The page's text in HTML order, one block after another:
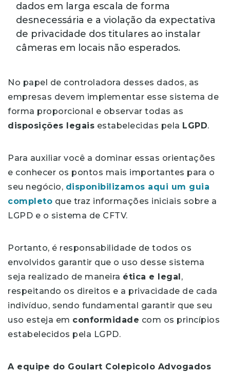
dados em larga escala de forma
desnecessária e a violação da expectativa
de privacidade dos titulares ao instalar
câmeras em locais não esperados.
No papel de controladora desses dados, as
empresas devem implementar esse sistema de
forma proporcional e observar todas as
disposições legais estabelecidas pela LGPD.
Para auxiliar você a dominar essas orientações
e conhecer os pontos mais importantes para o
seu negócio, disponibilizamos aqui um guia
completo que traz informações iniciais sobre a
LGPD e o sistema de CFTV.
Portanto, é responsabilidade de todos os
envolvidos garantir que o uso desse sistema
seja realizado de maneira ética e legal,
respeitando os direitos e a privacidade de cada
indivíduo, sendo fundamental garantir que seu
uso esteja em conformidade com os princípios
estabelecidos pela LGPD.
A equipe do Goulart Colepicolo Advogados